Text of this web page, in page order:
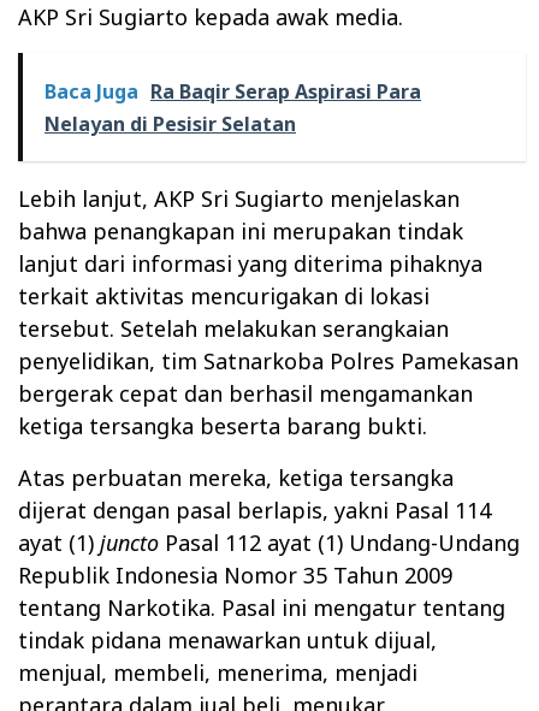
AKP Sri Sugiarto kepada awak media.
Baca Juga Ra Baqir Serap Aspirasi Para
Nelayan di Pesisir Selatan
Lebih lanjut, AKP Sri Sugiarto menjelaskan
bahwa penangkapan ini merupakan tindak
lanjut dari informasi yang diterima pihaknya
terkait aktivitas mencurigakan di lokasi
tersebut. Setelah melakukan serangkaian
penyelidikan, tim Satnarkoba Polres Pamekasan
bergerak cepat dan berhasil mengamankan
ketiga tersangka beserta barang bukti.
Atas perbuatan mereka, ketiga tersangka
dijerat dengan pasal berlapis, yakni Pasal 114
ayat (1) juncto Pasal 112 ayat (1) Undang-Undang
Republik Indonesia Nomor 35 Tahun 2009
tentang Narkotika. Pasal ini mengatur tentang
tindak pidana menawarkan untuk dijual,
menjual, membeli, menerima, menjadi
perantara dalam jual beli, menukar,